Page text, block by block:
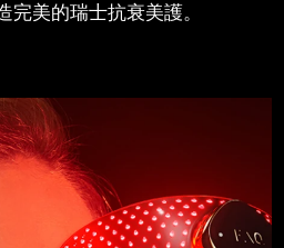
美的瑞士抗衰美護。
aging massage
4 mini
T-zone
line smoothing device
理
aging skincare
hydration
and red light therapy
mini
device for young skin
sonic toothbrush
plus
silicone sonic toothbrush
sonic toothbrush
aging
LED 護理
NEW
預計送達日期
預計送達日期
預計送達日期8/12/26